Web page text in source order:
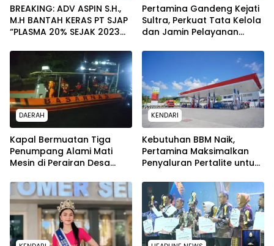
BREAKING: ADV ASPIN S.H.,
M.H BANTAH KERAS PT SJAP
“PLASMA 20% SEJAK 2023
WARGA WAWOONE!
Pertamina Gandeng Kejati
Sultra, Perkuat Tata Kelola
dan Jamin Pelayanan
DAERAH
Kapal Bermuatan Tiga
Penumpang Alami Mati
Mesin di Perairan Desa
Dikerahkan
KENDARI
Kebutuhan BBM Naik,
Pertamina Maksimalkan
Penyaluran Pertalite untuk